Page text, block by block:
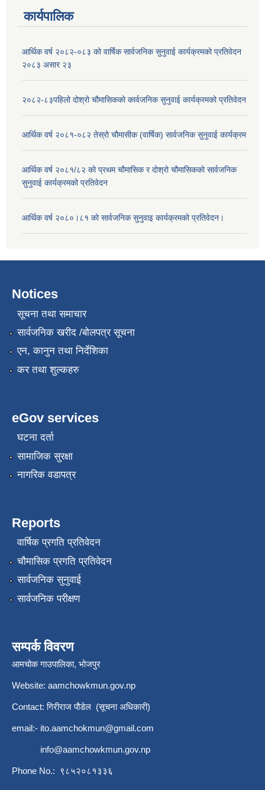
कार्यपालिक
आर्थिक वर्ष २०८२-०८३ को वार्षिक सार्वजनिक सुनुवाई कार्यक्रमको प्रतिवेदन
२०८३ असार २३
२०८२-८३पहिलो दोश्रो चौमासिकको कार्वजनिक सुनुवाई कार्यक्रमको प्रतिवेदन
आर्थिक वर्ष २०८१-०८२ तेस्रो चौमासीक (वार्षिक) सार्वजनिक सुनुवाई कार्यक्रम
आर्थिक वर्ष २०८१/८२ को प्रथम चौमासिक र दोश्रो चौमासिकको सार्वजनिक
सुनुवाई कार्यक्रमको प्रतिवेदन
आर्थिक वर्ष २०८०।८१ को सार्वजनिक सुनुवाइ कार्यक्रमको प्रतिवेदन।
Notices
सूचना तथा समाचार
सार्वजनिक खरीद /बोलपत्र सूचना
एन, कानुन तथा निर्देशिका
कर तथा शुल्कहरु
eGov services
घटना दर्ता
सामाजिक सुरक्षा
नागरिक वडापत्र
Reports
वार्षिक प्रगति प्रतिवेदन
चौमासिक प्रगति प्रतिवेदन
सार्वजनिक सुनुवाई
सार्वजनिक परीक्षण
सम्पर्क विवरण
आमचोक गाउपालिका, भोजपुर
Website: aamchowkmun.gov.np
Contact: गिरीराज पौडेल (सूचना अधिकारी)
email:- ito.aamchokmun@gmail.com
info@aamchowkmun.gov.np
Phone No.: ९८५२०८१३३६